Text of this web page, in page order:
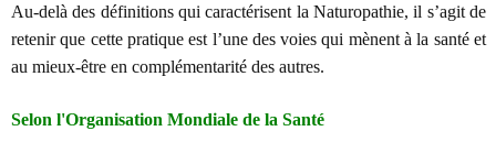
Au-delà des définitions qui caractérisent la Naturopathie, il s’agit de
retenir que cette pratique est l’une des voies qui mènent à la santé et
au mieux-être en complémentarité des autres.
Selon l'Organisation Mondiale de la Santé